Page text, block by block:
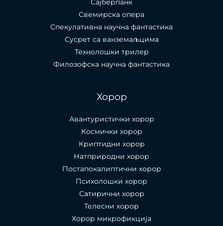
Сајберпанк
Свемирска опера
Спекулативна научна фантастика
Сусрет са ванземаљцима
Технолошки трилер
Филозофска научна фантастика
Хорор
Авантуристички хорор
Космички хорор
Криптидни хорор
Натприродни хорор
Постапокалиптични хорор
Психолошки хорор
Сатирични хорор
Телесни хорор
Хорор микрофикција